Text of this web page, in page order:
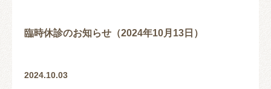
臨時休診のお知らせ（2024年10月13日）
2024.10.03